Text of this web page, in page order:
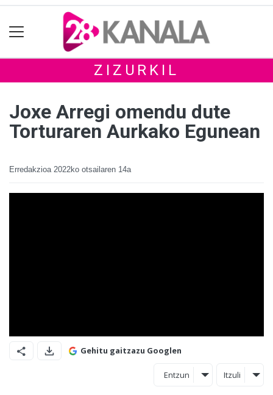
ZIZURKIL
Joxe Arregi omendu dute
Torturaren Aurkako Egunean
Erredakzioa 2022ko otsailaren 14a
Gehitu gaitzazu Googlen
Entzun Itzuli